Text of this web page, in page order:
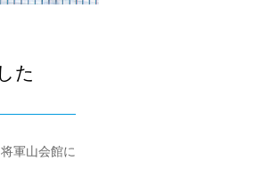
た
軍山会館に